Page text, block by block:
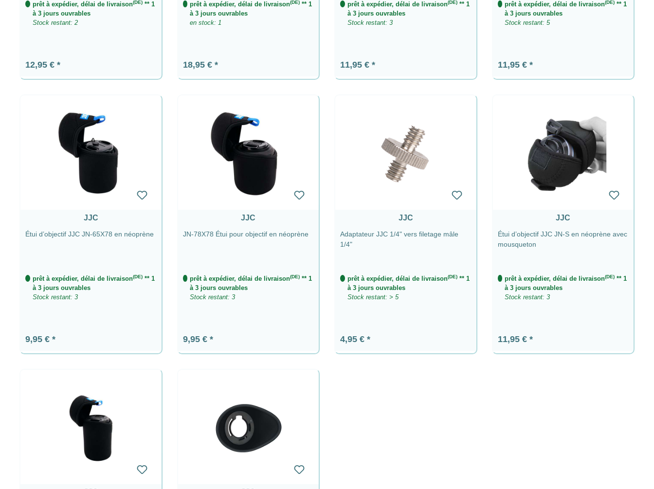
veulent pas traiter leur équipement comme un objet de grande fragilité.
prêt à expédier, délai de livraison(DE)** 1
à 3 jours ouvrables
Stock restant: 2
Prix régulier :
12,95 €
prêt à expédier, délai de livraison(DE) ** 1
à 3 jours ouvrables
en stock: 1
Prix régulier :
18,95 €
prêt à expédier, délai de livraison(DE)** 1
à 3 jours ouvrables
Stock restant: 3
Prix régulier :
11,95 €
prêt à expédier, délai de livraison(DE) ** 1
à 3 jours ouvrables
Stock restant: 5
Prix régulier :
11,95 €
JJC
Étui d’objectif JJC JN-65X78 en néoprène
prêt à expédier, délai de livraison(DE)** 1
à 3 jours ouvrables
Stock restant: 3
Prix régulier :
9,95 €
JJC
JN-78X78 Étui pour objectif en néoprène
prêt à expédier, délai de livraison(DE) ** 1
à 3 jours ouvrables
Stock restant: 3
Prix régulier :
9,95 €
JJC
Adaptateur JJC 1/4" vers filetage mâle
1/4"
prêt à expédier, délai de livraison(DE)** 1
à 3 jours ouvrables
Stock restant: > 5
Prix régulier :
4,95 €
JJC
Étui d’objectif JJC JN-S en néoprène avec
mousqueton
prêt à expédier, délai de livraison(DE) ** 1
à 3 jours ouvrables
Stock restant: 3
Prix régulier :
11,95 €